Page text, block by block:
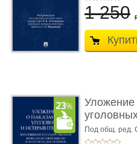
1 250
Уложение
Под общ. ред.
науч. ред. и